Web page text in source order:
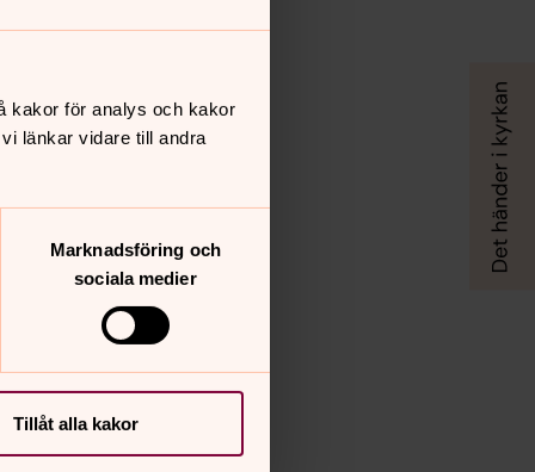
kakor för analys och kakor
länkar vidare till andra
Marknadsföring och
sociala medier
Tillåt alla kakor